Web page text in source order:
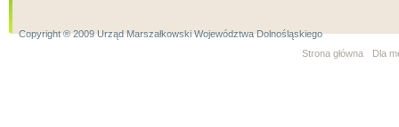
Copyright ® 2009 Urząd Marszałkowski Województwa Dolnośląskiego
Strona główna
Dla